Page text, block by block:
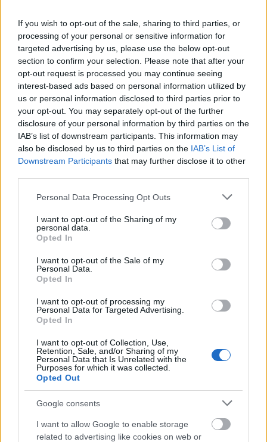
If you wish to opt-out of the sale, sharing to third parties, or
processing of your personal or sensitive information for
targeted advertising by us, please use the below opt-out
section to confirm your selection. Please note that after your
opt-out request is processed you may continue seeing
interest-based ads based on personal information utilized by
us or personal information disclosed to third parties prior to
your opt-out. You may separately opt-out of the further
disclosure of your personal information by third parties on the
IAB’s list of downstream participants. This information may
also be disclosed by us to third parties on the IAB’s List of
Downstream Participants that may further disclose it to other
Please note that this website/app uses one or more Google
not limited to your visit or usage behaviour. You may click to
grant or deny consent to Google and its third-party tags to
use your data for below specified purposes in below Google
consent section.
Personal Data Processing Opt Outs
I want to opt-out of the Sharing of my
personal data.
Opted In
I want to opt-out of the Sale of my
Personal Data.
Opted In
I want to opt-out of processing my
Personal Data for Targeted Advertising.
Opted In
I want to opt-out of Collection, Use,
Retention, Sale, and/or Sharing of my
Personal Data that Is Unrelated with the
Purposes for which it was collected.
Opted Out
Google consents
I want to allow Google to enable storage
related to advertising like cookies on web or
Ακολουθήστε το